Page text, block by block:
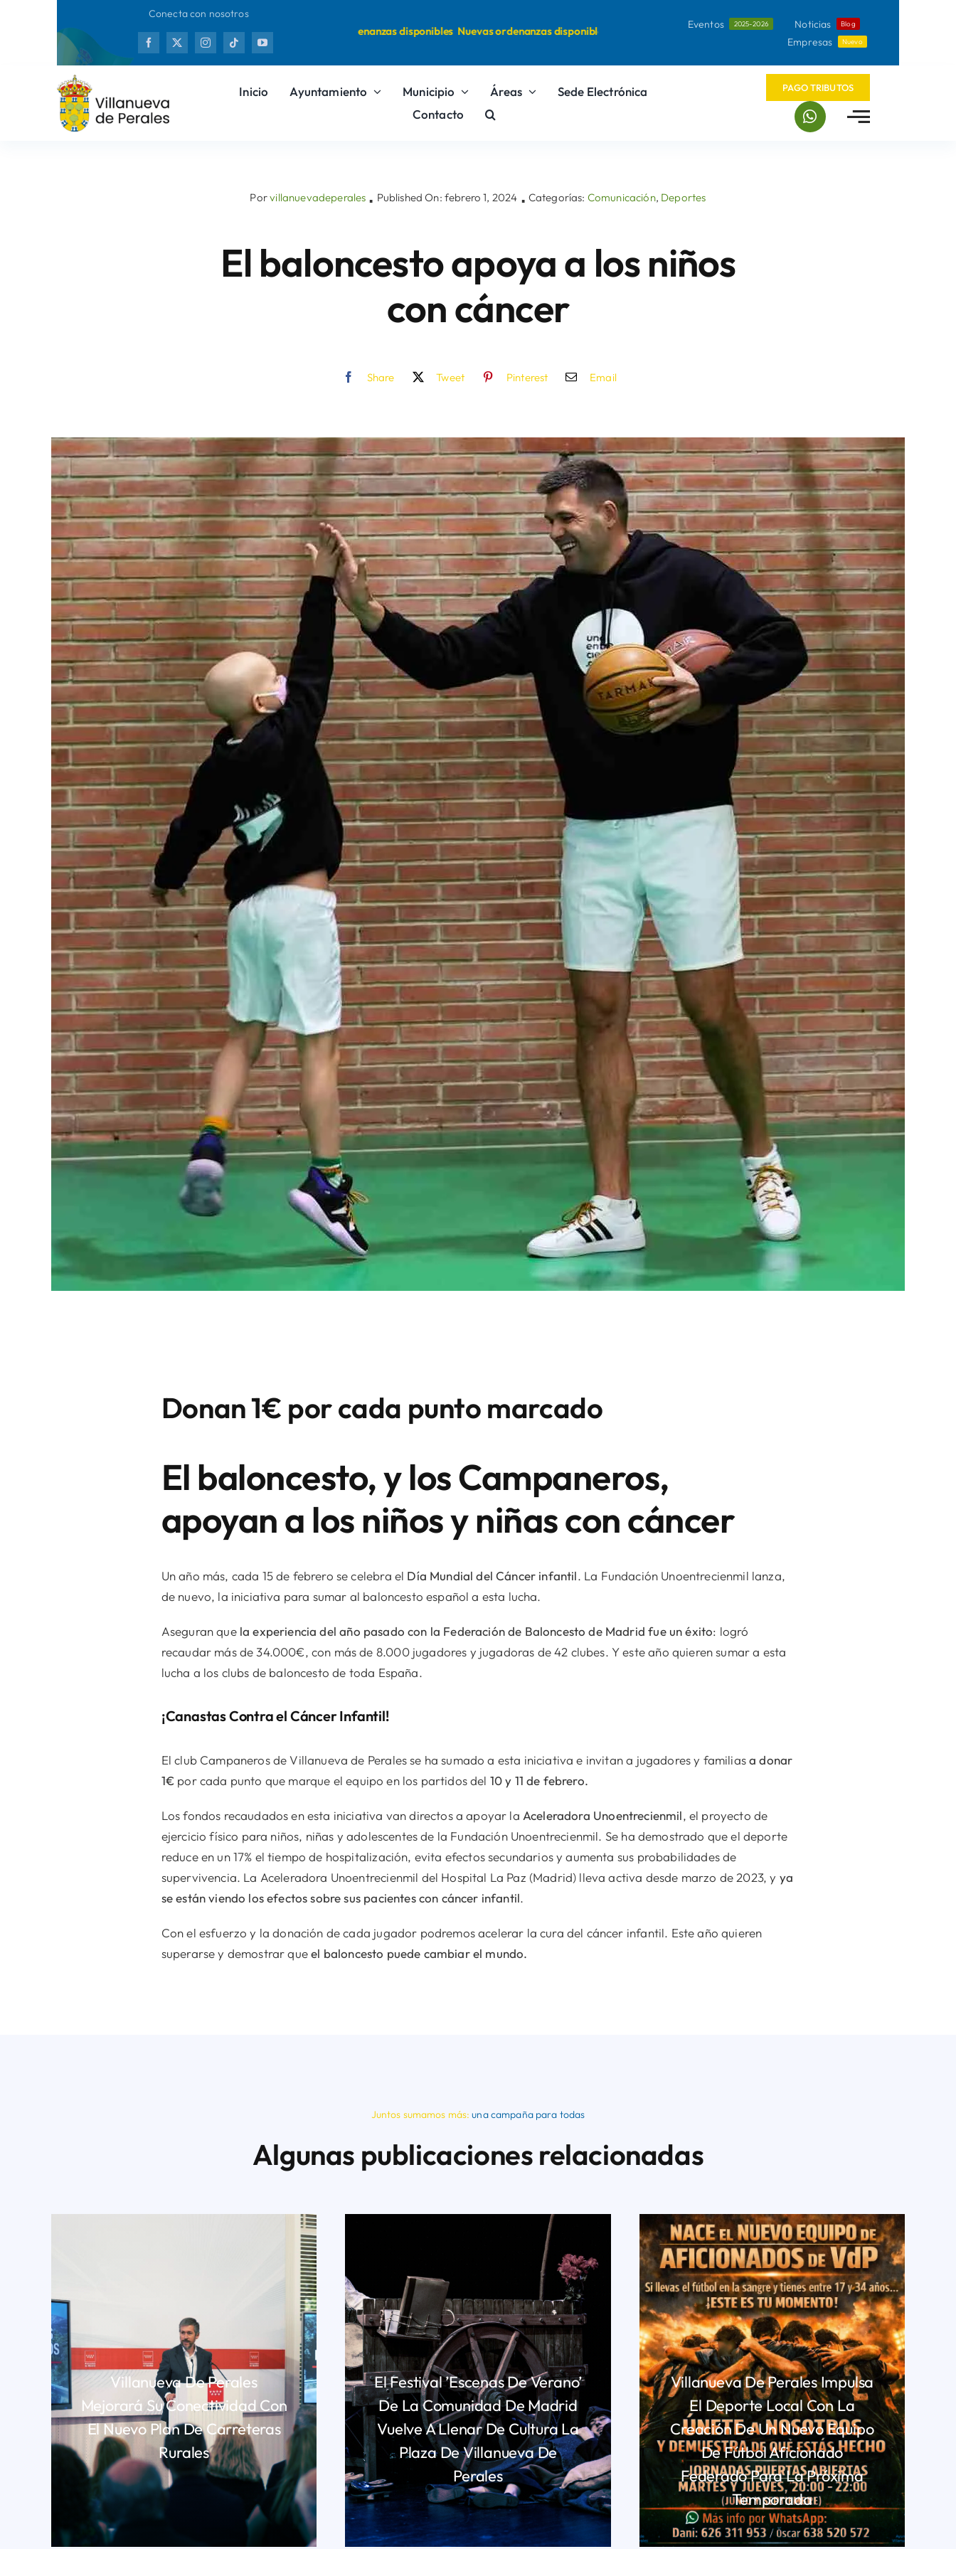
Conecta con nosotros
Nuevas ordenanzas disponibles Nuevas ordenanzas disponibles Eventos 2025-2026 Noticias Blog
Empresas Nuevo
Inicio Ayuntamiento Municipio Áreas
Sede Electrónica
Contacto
PAGO TRIBUTOS
Porvillanuevadeperales ▪ Published On: febrero 1, 2024 ▪ Categorías: Comunicación, Deportes
El baloncesto apoya a los niños
con cáncer
Share Tweet Pinterest Email
Donan 1€ por cada punto marcado
El baloncesto, y los Campaneros,
apoyan a los niños y niñas con cáncer
Un año más, cada 15 de febrero se celebra el Día Mundial del Cáncer infantil. La Fundación Unoentrecienmil lanza,
de nuevo, la iniciativa para sumar al baloncesto español a esta lucha.
Aseguran que la experiencia del año pasado con la Federación de Baloncesto de Madrid fue un éxito: logró
recaudar más de 34.000€, con más de 8.000 jugadores y jugadoras de 42 clubes. Y este año quieren sumar a esta
lucha a los clubs de baloncesto de toda España.
¡Canastas Contra el Cáncer Infantil!
El club Campaneros de Villanueva de Perales se ha sumado a esta iniciativa e invitan a jugadores y familiasa donar
1€ por cada punto que marque el equipo en los partidos del 10 y 11 de febrero.
Los fondos recaudados en esta iniciativa van directos a apoyar la Aceleradora Unoentrecienmil, el proyecto de
ejercicio físico para niños, niñas y adolescentes de la Fundación Unoentrecienmil. Se ha demostrado que el deporte
reduce en un 17% el tiempo de hospitalización, evita efectos secundarios y aumenta sus probabilidades de
supervivencia. La Aceleradora Unoentrecienmil del Hospital La Paz (Madrid) lleva activa desde marzo de 2023, y ya
se están viendo los efectos sobre sus pacientes con cáncer infantil.
Con el esfuerzo y la donación de cada jugador podremos acelerar la cura del cáncer infantil. Este año quieren
superarse y demostrar queel baloncesto puede cambiar el mundo.
Juntos sumamos más:una campaña para todas
Algunas publicaciones relacionadas
Villanueva De Perales
Mejorará Su Conectividad Con
El Nuevo Plan De Carreteras
Rurales
LEER MÁS
El Festival ’Escenas De Verano’
De La Comunidad De Madrid
Vuelve A Llenar De Cultura La
Plaza De Villanueva De
Perales
LEER MÁS
Villanueva De Perales Impulsa
El Deporte Local Con La
Creación De Un Nuevo Equipo
De Fútbol Aficionado
Federado Para La Próxima
Temporada
LEER MÁS